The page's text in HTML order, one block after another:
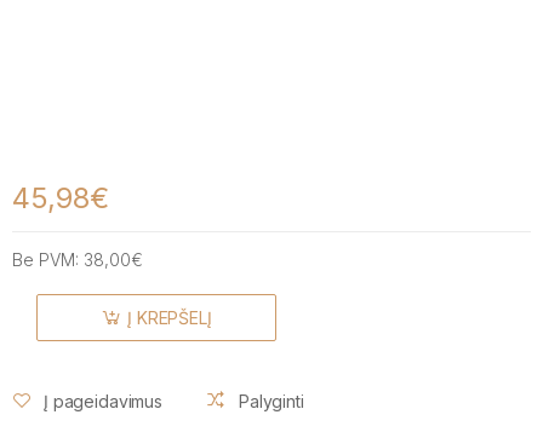
45,98€
Be PVM: 38,00€
Į KREPŠELĮ
Į pageidavimus Palyginti